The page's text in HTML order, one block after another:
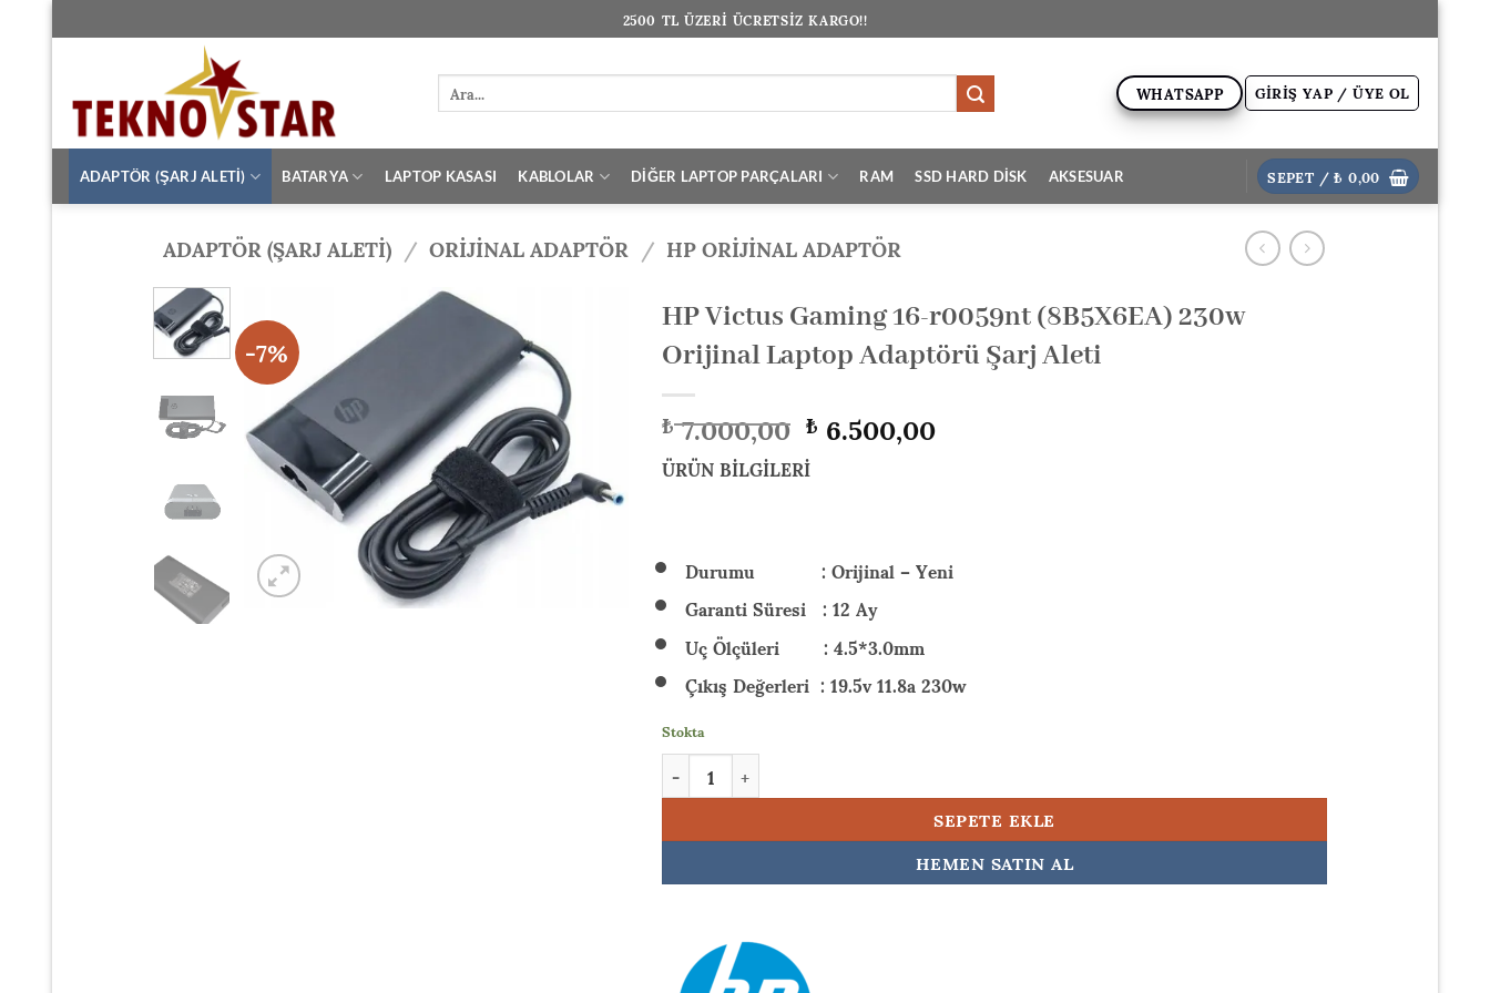
İçeriğe
atla 2500 TL ÜZERİ ÜCRETSİZ KARGO!!
Ara: WHATSAPP GIRIŞ YAP / ÜYE OL
ADAPTÖR (ŞARJ ALETİ) BATARYA LAPTOP KASASI KABLOLAR DİĞER LAPTOP PARÇALARI RAM SSD HARD DİSK AKSESUAR SEPET /₺0,00
ADAPTÖR (ŞARJ ALETİ) / ORIJINAL ADAPTÖR / HP ORIJINAL ADAPTÖR
-7%
HP Victus Gaming 16-r0059nt (8B5X6EA) 230w
Orijinal Laptop Adaptörü Şarj Aleti
₺7.000,00 Orijinal
fiyat:
₺ 7.000,00.
₺6.500,00Şuandaki
ÜRÜN BİLGİLERİ
Durumu : Orijinal – Yeni
Garanti Süresi : 12 Ay
Uç Ölçüleri : 4.5*3.0mm
Çıkış Değerleri : 19.5v 11.8a 230w
Stokta
HP Victus Gaming 16-r0059nt (8B5X6EA) 230w Orijinal Laptop Adaptörü Şarj Aleti adet
SEPETE EKLE
HEMEN SATIN AL